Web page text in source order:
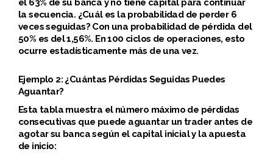
el 63% de su banca y no tiene capital para continuar
la secuencia. ¿Cuál es la probabilidad de perder 6
veces seguidas? Con una probabilidad de pérdida del
50% es del 1,56%. En 100 ciclos de operaciones, esto
ocurre estadísticamente más de una vez.
Ejemplo 2: ¿Cuántas Pérdidas Seguidas Puedes
Aguantar?
Esta tabla muestra el número máximo de pérdidas
consecutivas que puede aguantar un trader antes de
agotar su banca según el capital inicial y la apuesta
de inicio: